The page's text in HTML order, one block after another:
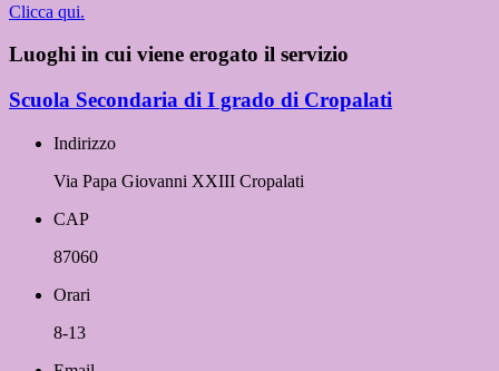
Clicca qui.
Luoghi in cui viene erogato il servizio
Scuola Secondaria di I grado di Cropalati
Indirizzo
Via Papa Giovanni XXIII Cropalati
CAP
87060
Orari
8-13